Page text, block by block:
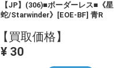
【JP】(306)■ボーダーレス■《星
蛇/Starwinder》[EOE-BF] 青R
【買取価格】
¥ 30